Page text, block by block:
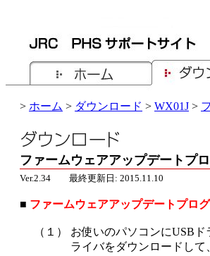
> ホーム > ダウンロード > WX01J >
ファームウェアアップデートプ
Ver.2.34 最終更新日: 2015.11.10
■ ファームウェアアップデートプロ
（１） お使いのパソコンにUSB
ライバをダウンロードし